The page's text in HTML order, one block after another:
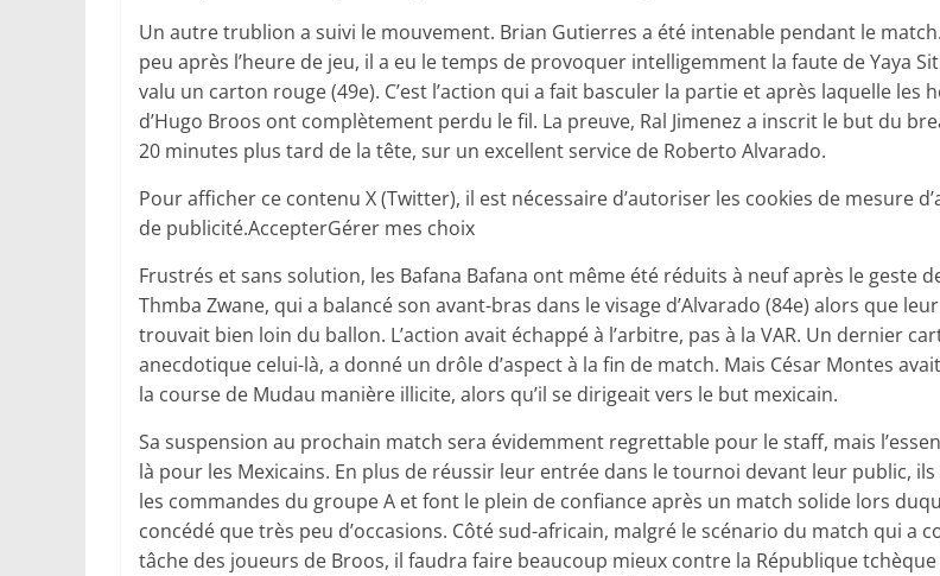
Un autre trublion a suivi le mouvement. Brian Gutierres a été intenable pendant le
peu après l’heure de jeu, il a eu le temps de provoquer intelligemment la faute de Yaya
valu un carton rouge (49e). C’est l’action qui a fait basculer la partie et après laquelle les
d’Hugo Broos ont complètement perdu le fil. La preuve, Ral Jimenez a inscrit le but du
20 minutes plus tard de la tête, sur un excellent service de Roberto Alvarado.
Pour afficher ce contenu X (Twitter), il est nécessaire d’autoriser les cookies de mesure
de publicité.AccepterGérer mes choix
Frustrés et sans solution, les Bafana Bafana ont même été réduits à neuf après le geste
Thmba Zwane, qui a balancé son avant-bras dans le visage d’Alvarado (84e) alors que
trouvait bien loin du ballon. L’action avait échappé à l’arbitre, pas à la VAR. Un dernier
anecdotique celui-là, a donné un drôle d’aspect à la fin de match. Mais César Montes
la course de Mudau manière illicite, alors qu’il se dirigeait vers le but mexicain.
Sa suspension au prochain match sera évidemment regrettable pour le staff, mais
là pour les Mexicains. En plus de réussir leur entrée dans le tournoi devant leur public,
les commandes du groupe A et font le plein de confiance après un match solide lors
concédé que très peu d’occasions. Côté sud-africain, malgré le scénario du match qui a
tâche des joueurs de Broos, il faudra faire beaucoup mieux contre la République